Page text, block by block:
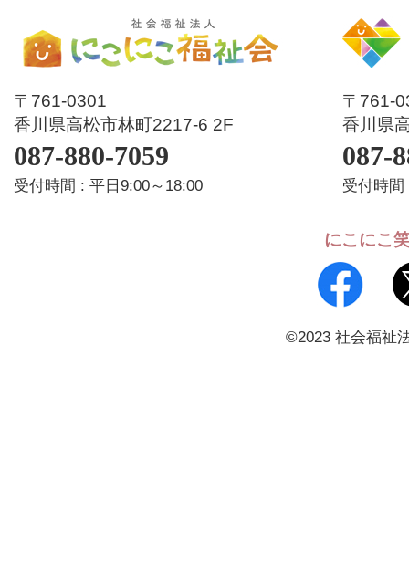
〒761-0301
香川県高松市林町2217-6 2F
087-880-7059
受付時間 : 平日9:00～18:00
〒
香川県
087-
受付時間
にこにこ
©2023 社会福祉